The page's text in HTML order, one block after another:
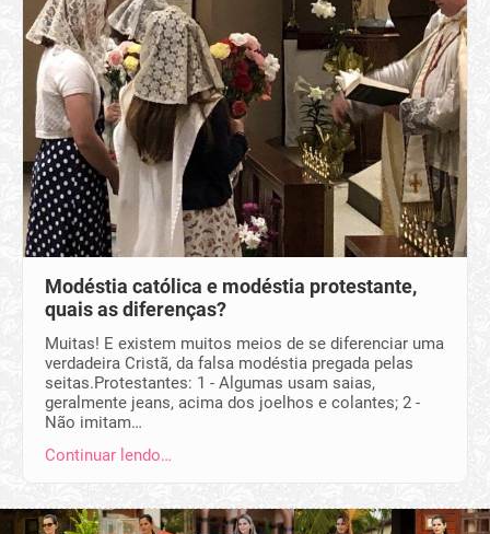
Modéstia católica e modéstia protestante,
quais as diferenças?
Muitas! E existem muitos meios de se diferenciar uma
verdadeira Cristã, da falsa modéstia pregada pelas
seitas.Protestantes: 1 - Algumas usam saias,
geralmente jeans, acima dos joelhos e colantes; 2 -
Não imitam…
Continuar lendo…